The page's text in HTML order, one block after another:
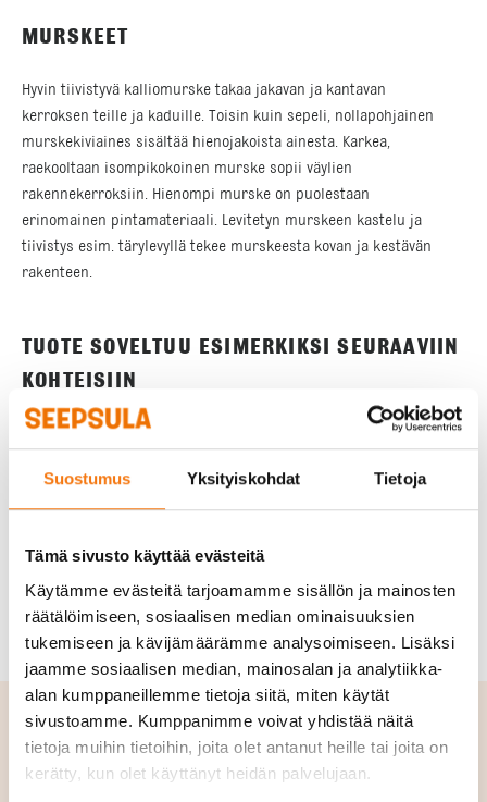
Suostumus Yksityiskohdat Tietoja
Tämä sivusto käyttää evästeitä
Käytämme evästeitä tarjoamamme sisällön ja mainosten
räätälöimiseen, sosiaalisen median ominaisuuksien
tukemiseen ja kävijämäärämme analysoimiseen. Lisäksi
jaamme sosiaalisen median, mainosalan ja analytiikka-
alan kumppaneillemme tietoja siitä, miten käytät
sivustoamme. Kumppanimme voivat yhdistää näitä
tietoja muihin tietoihin, joita olet antanut heille tai joita on
kerätty, kun olet käyttänyt heidän palvelujaan.
MURSKEET
Hyvin tiivistyvä kalliomurske takaa jakavan ja kantavan
kerroksen teille ja kaduille. Toisin kuin sepeli, nollapohjainen
murskekiviaines sisältää hienojakoista ainesta. Karkea,
raekooltaan isompikokoinen murske sopii väylien
rakennekerroksiin. Hienompi murske on puolestaan
erinomainen pintamateriaali. Levitetyn murskeen kastelu ja
tiivistys esim. tärylevyllä tekee murskeesta kovan ja kestävän
rakenteen.
TUOTE SOVELTUU ESIMERKIKSI SEURAAVIIN
KOHTEISIIN
Piha ja alueet
Tie
Tilaa